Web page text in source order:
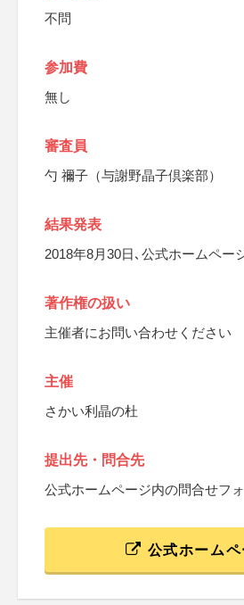
不問
参加費
無し
審査員
勺 禰子（与謝野晶子倶楽部）
結果発表
2018年8月30日､公式ホームペー
著作権の扱い
主催者にお問い合わせください
主催
さかい利晶の杜
提出先・問合先
公式ホームページ内の問合せフ
公式ホームペ